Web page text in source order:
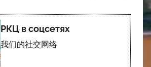
РКЦ в соцсетях
我们的社交网络